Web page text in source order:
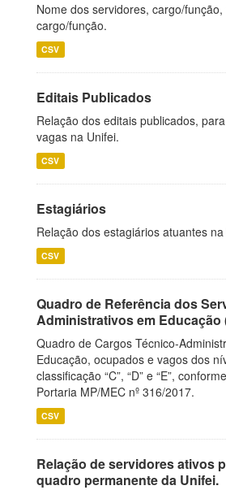
Nome dos servidores, cargo/
cargo/função.
CSV
Editais Publicados
Relação dos editais publicados,
vagas na Unifei.
CSV
Estagiários
Relação dos estagiários atuantes
CSV
Quadro de Referência dos
Administrativos em Educação
Quadro de Cargos Técnico-
Educação, ocupados e vagos dos
classificação “C”, “D” e “E”,
Portaria MP/MEC nº 316/2017.
CSV
Relação de servidores ativos
quadro permanente da Unifei.